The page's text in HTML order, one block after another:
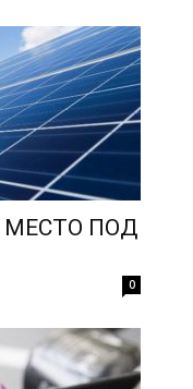
МЕСТО ПОД
0